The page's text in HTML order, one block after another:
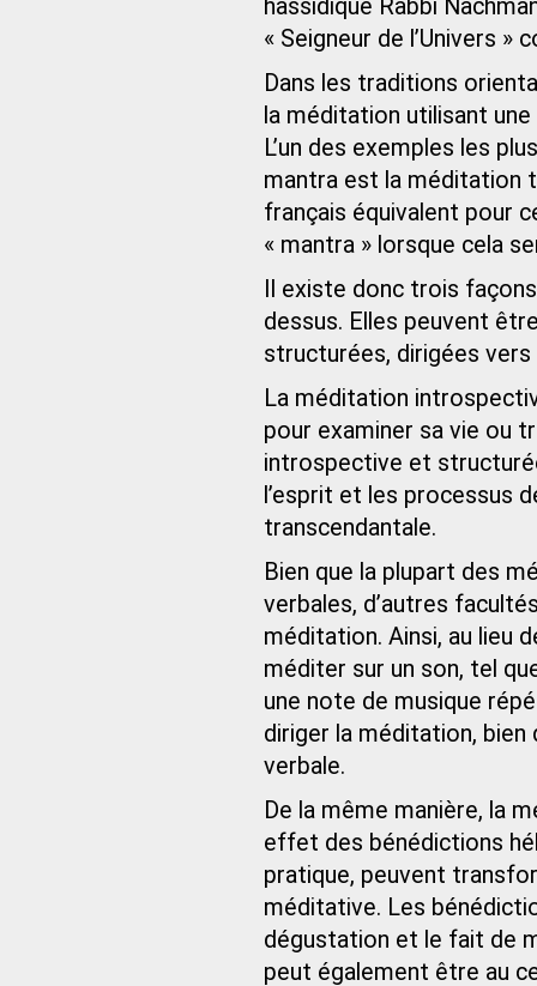
hassidique Rabbi
« Seigneur de l’Univers
Dans les traditions
la méditation utilisant
L’un des exemples les
mantra est la méditation
français équivalent pour
« mantra » lorsque cela
Il existe donc trois
dessus. Elles peuvent
structurées, dirigées vers
La méditation
pour examiner sa vie ou
introspective et
l’esprit et les processus
transcendantale.
Bien que la plupart des
verbales, d’autres
méditation. Ainsi, au lieu
méditer sur un son, tel
une note de musique
diriger la méditation, bien
verbale.
De la même manière, la
effet des bénédictions
pratique, peuvent
méditative. Les
dégustation et le fait de
peut également être au